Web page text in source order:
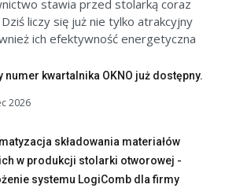
stawia przed stolarką coraz
liczy się już nie tylko atrakcyjny
ich efektywność energetyczna
numer kwartalnika OKNO już dostępny.
2026
składowania materiałów
w produkcji stolarki otworowej -
systemu LogiComb dla firmy